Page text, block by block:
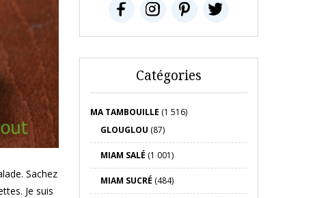
Sachez
Je suis
Catégories
MA TAMBOUILLE (1 516)
GLOUGLOU (87)
MIAM SALÉ (1 001)
MIAM SUCRÉ (484)